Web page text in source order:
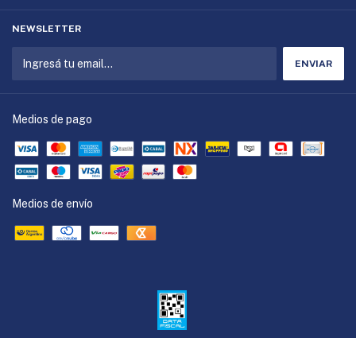
NEWSLETTER
Medios de pago
Medios de envío